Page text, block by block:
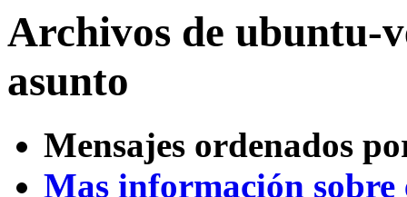
Archivos de ubuntu-
asunto
Mensajes ordenados
Mas información sobre